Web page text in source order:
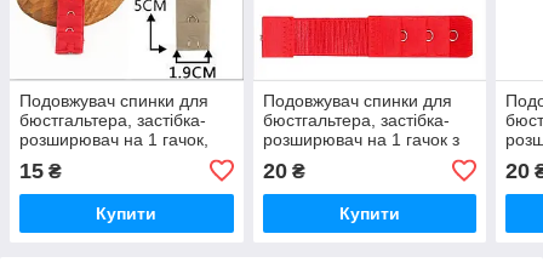
Подовжувач спинки для
бюстгальтера, застібка-
розширювач на 1 гачок,
15 ₴
Купити
Подовжувач спинки для
бюстгальтера, застібка-
розширювач на 1 гачок з
20₴
Купити
20